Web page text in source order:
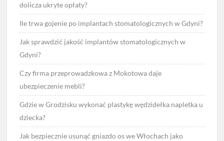
dolicza ukryte opłaty?
Ile trwa gojenie po implantach stomatologicznych w Gdyni?
Jak sprawdzić jakość implantów stomatologicznych w
Gdyni?
Czy firma przeprowadzkowa z Mokotowa daje
ubezpieczenie mebli?
Gdzie w Grodzisku wykonać plastykę wędzidełka napletka u
dziecka?
Jak bezpiecznie usunąć gniazdo os we Włochach jako